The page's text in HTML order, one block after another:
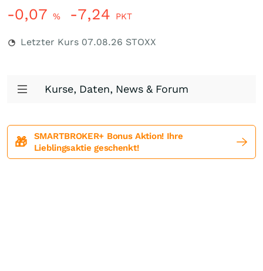
-0,07 % -7,24 PKT
Letzter Kurs 07.08.26 STOXX
Kurse, Daten, News & Forum
🎁
SMARTBROKER+ Bonus Aktion! Ihre
Lieblingsaktie geschenkt!